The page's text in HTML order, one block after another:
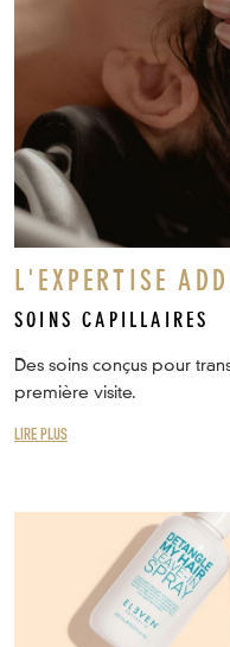
L'EXPERTISE
SOINS CAPILLAIRES
Des soins conçus pour
première visite.
LIRE PLUS